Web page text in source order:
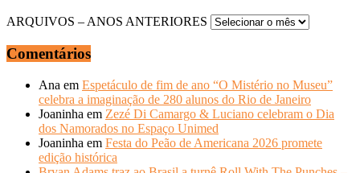
ARQUIVOS – ANOS ANTERIORES
Comentários
Ana em Espetáculo de fim de ano “O Mistério no Museu”
celebra a imaginação de 280 alunos do Rio de Janeiro
Joaninha em Zezé Di Camargo & Luciano celebram o Dia
dos Namorados no Espaço Unimed
Joaninha em Festa do Peão de Americana 2026 promete
edição histórica